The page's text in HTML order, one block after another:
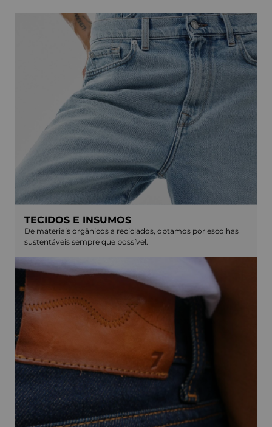
TECIDOS E INSUMOS
De materiais orgânicos a reciclados, optamos por escolhas
sustentáveis sempre que possível.